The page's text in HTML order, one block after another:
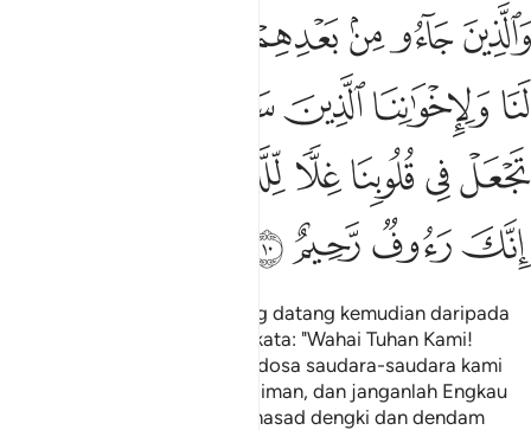
والذين جاءوا من بعدهم يقولون ربنا اغفر لنا ولاخواننا الذين سبقونا
وَٱلَّذِينَ جَآءُو مِنۢ بَعْدِهِمْ يَقُولُونَ رَبَّنَا ٱغْفِرْ لَنَا وَلِإِخْوَٰنِنَا ٱلَّذِينَ
ﱁﱂﱃﱄ
ﱈﱉﱊﱋ
ﱎﱏﱐﱑﱒ
ﱕﱖﱗﱘ
Dan orang-orang (Islam) yang datang kemudian daripada
mereka (berdoa dengan) berkata: "Wahai Tuhan Kami!
Ampunkanlah dosa kami dan dosa saudara-saudara kami
yang mendahului kami dalam iman, dan janganlah Engkau
jadikan dalam hati perasaan hasad dengki dan dendam